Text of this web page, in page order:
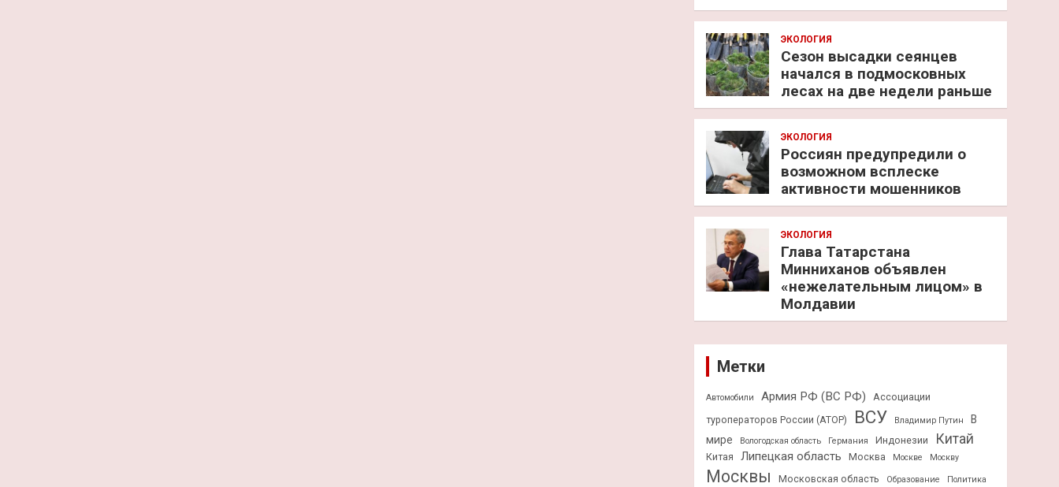
ЭКОЛОГИЯ
Сезон высадки сеянцев
начался в подмосковных
лесах на две недели раньше
ЭКОЛОГИЯ
Россиян предупредили о
возможном всплеске
активности мошенников
ЭКОЛОГИЯ
Глава Татарстана
Минниханов объявлен
«нежелательным лицом» в
Молдавии
Метки
Автомобили Армия РФ (ВС РФ)
Ассоциации
туроператоров России (АТОР)
ВСУ Владимир Путин
В
мире
Вологодская область Германия Индонезии Китай
Китая Липецкая область Москва Москве Москву
Москвы Московская область Образование Политика